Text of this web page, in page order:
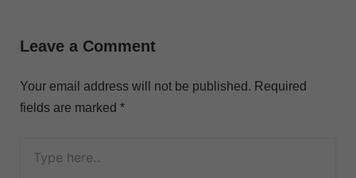
Leave a Comment
Your email address will not be published. Required
fields are marked *
here..